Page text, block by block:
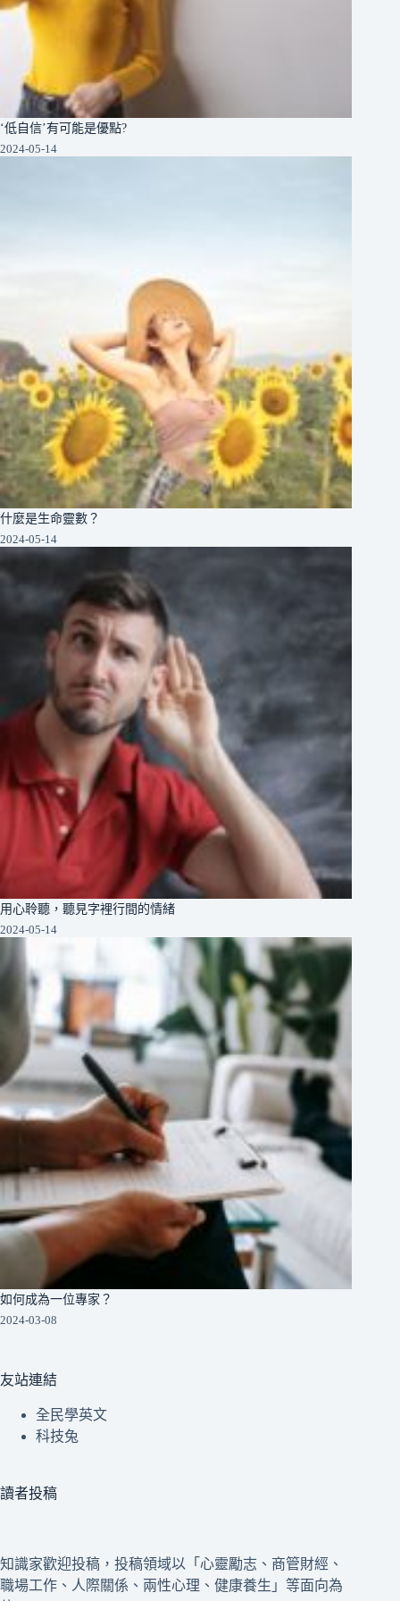
‘低自信’有可能是優點?
2024-05-14
什麼是生命靈數？
2024-05-14
用心聆聽，聽見字裡行間的情緒
2024-05-14
如何成為一位專家？
2024-03-08
友站連結
全民學英文
科技兔
讀者投稿
知識家歡迎投稿，投稿領域以「心靈勵志、商管財經、
職場工作、人際關係、兩性心理、健康養生」等面向為